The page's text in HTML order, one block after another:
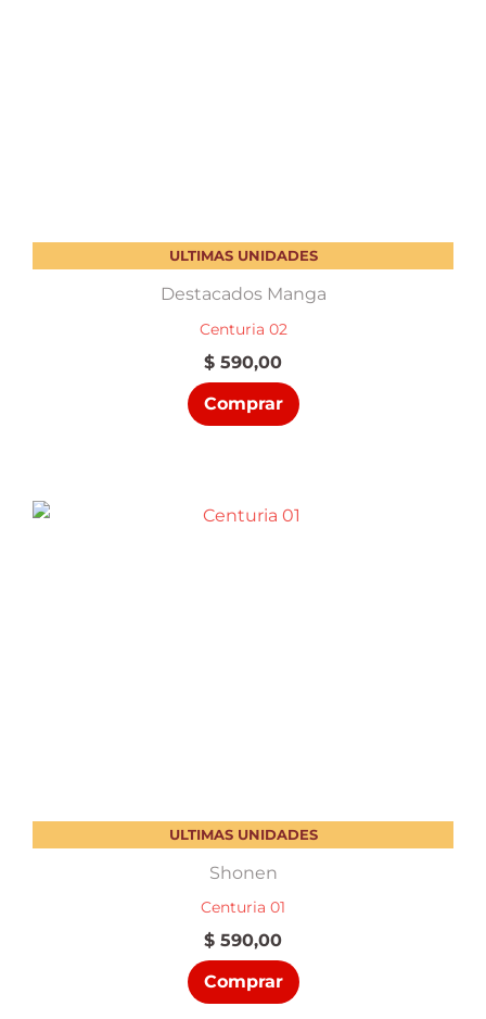
ULTIMAS UNIDADES
Destacados Manga
Centuria 02
$ 590,00
Comprar
ULTIMAS UNIDADES
Shonen
Centuria 01
$ 590,00
Comprar